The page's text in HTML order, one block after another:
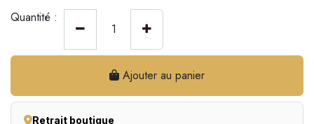
Quantité :
Ajouter au panier
Retrait boutique